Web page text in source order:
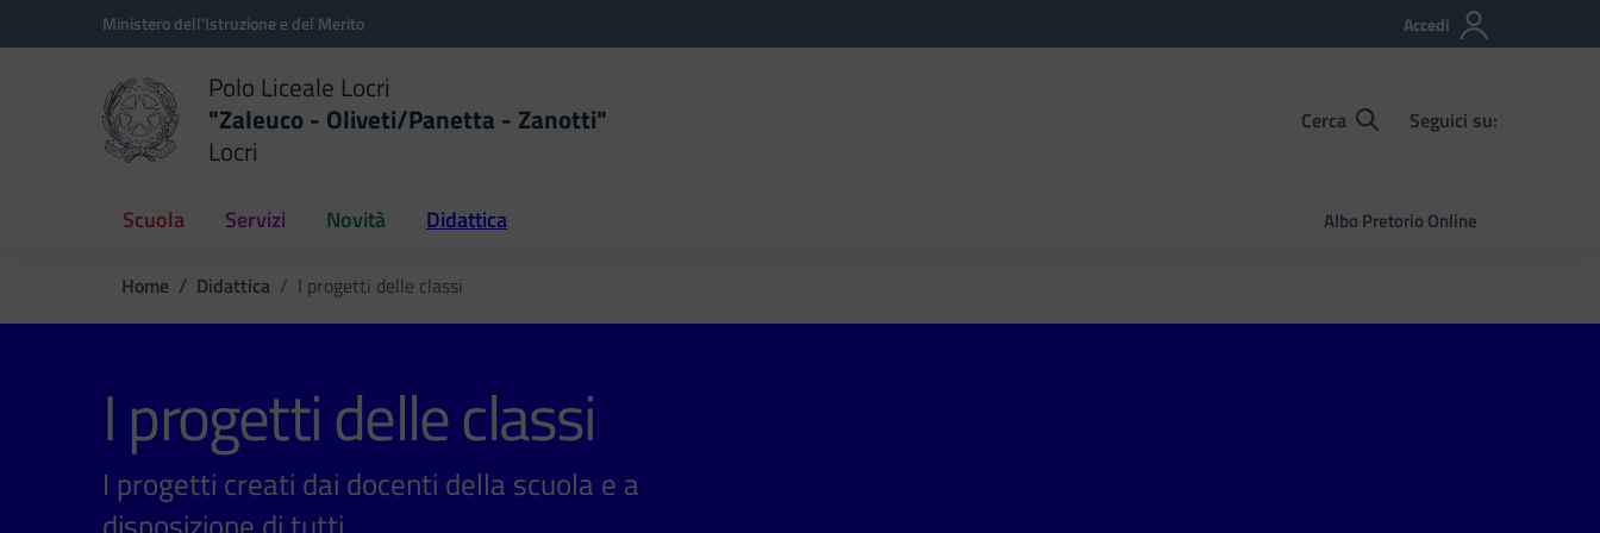
Vai ai contenuti
Vai al menu di navigazioneMinistero dell'Istruzione e del Merito Accedi
scuola
Polo Liceale Locri
"Zaleuco - Oliveti/Panetta - Zanotti"
Locri
Cerca Seguici su:
Scuola Servizi Novità Didattica Albo Pretorio Online
Home Didattica I progetti delle classi
I progetti delle classi
I progetti creati dai docenti della scuola e a